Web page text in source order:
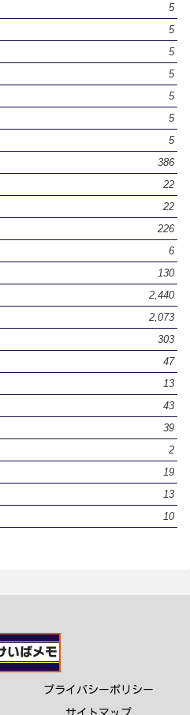
5
5
5
5
5
5
5
386
22
22
226
6
130
2,440
2,073
303
47
13
43
39
2
19
13
10
プライバシーポリシー